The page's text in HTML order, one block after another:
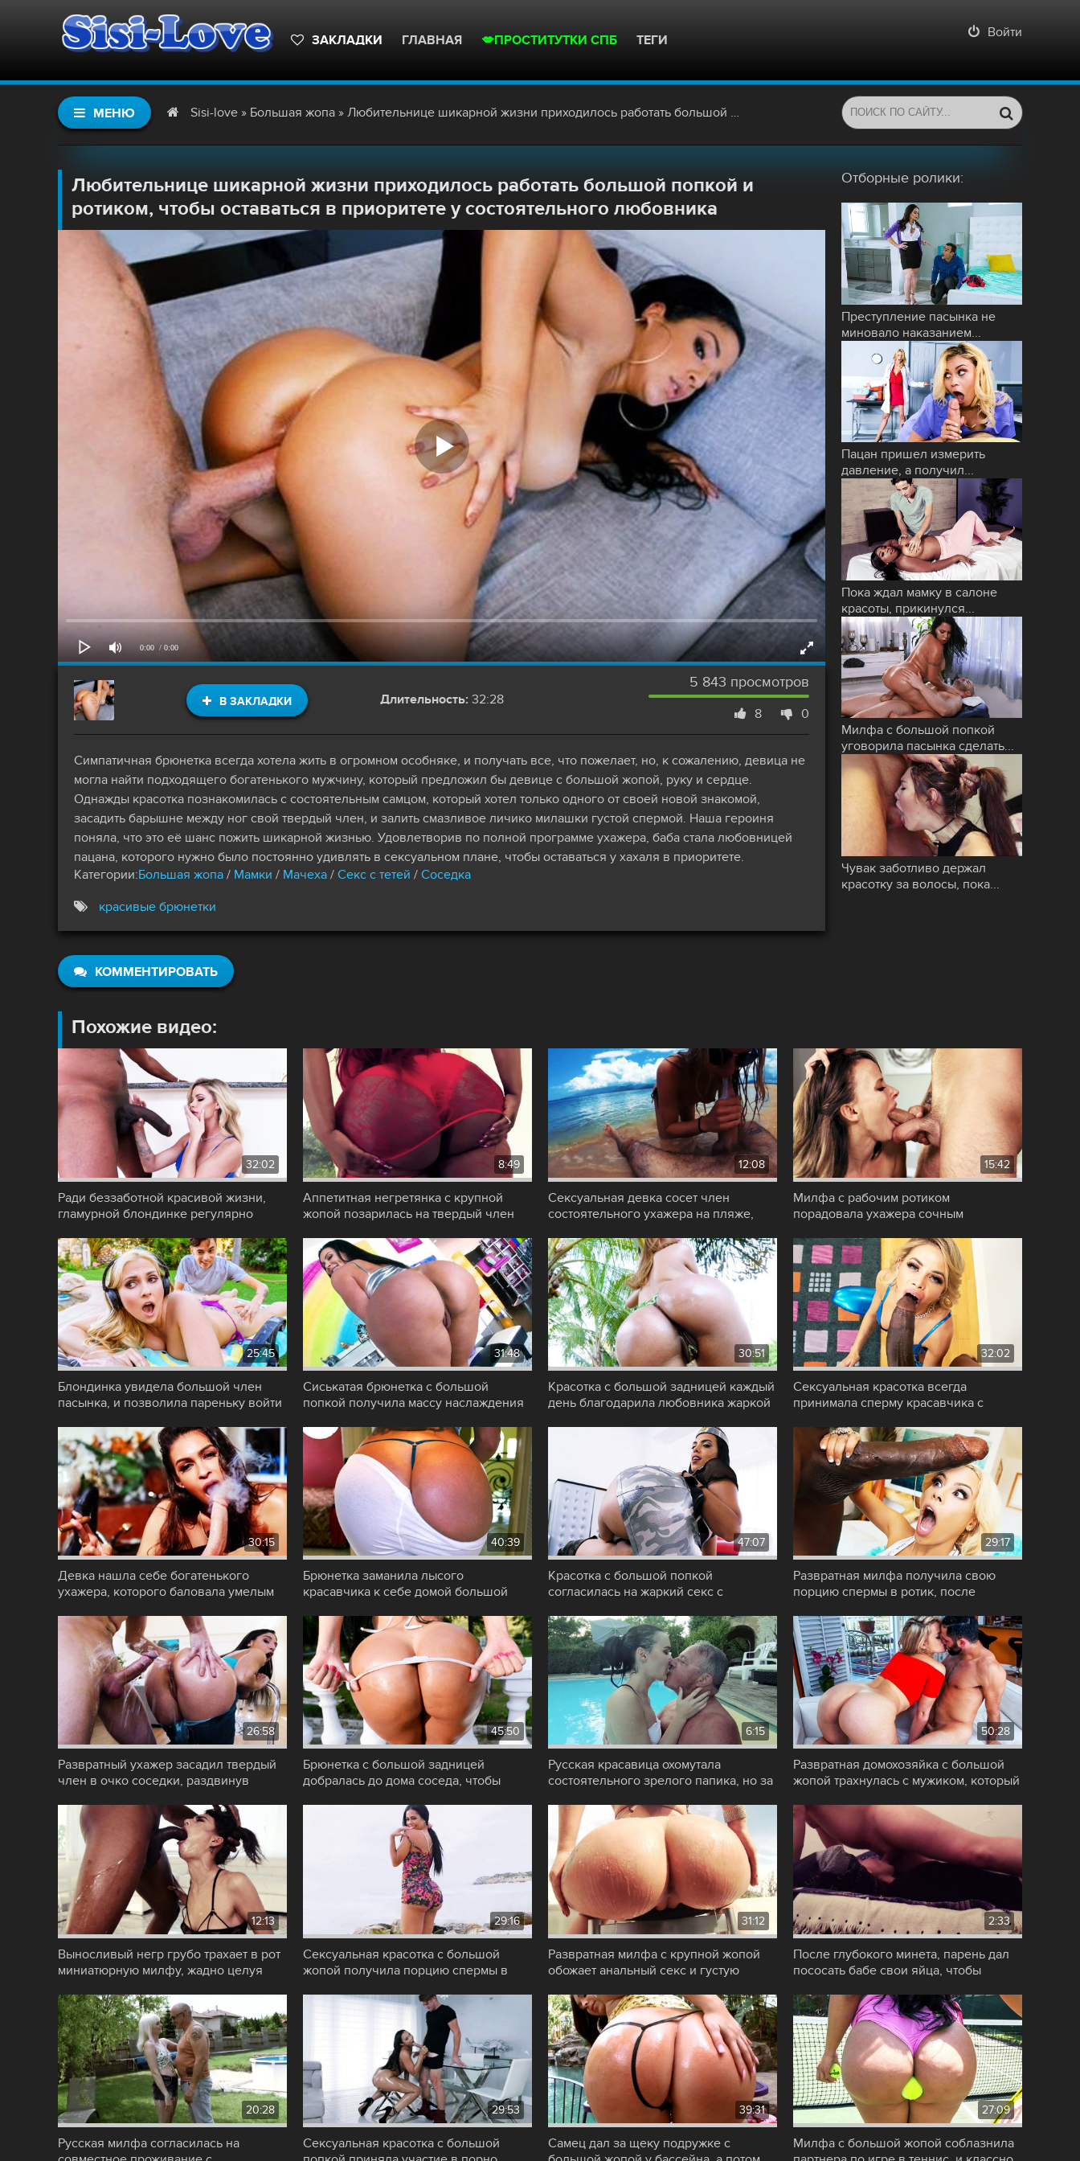
ЗАКЛАДКИ ГЛАВНАЯ 💋ПРОСТИТУТКИ СПБ ТЕГИ Войти
МЕНЮ Sisi-love » Большая жопа » Любительнице шикарной жизни приходилось работать большой попкой и ротиком, чтобы оставаться в приоритете у состоятельного любовника
Любительнице шикарной жизни приходилось работать большой попкой и
ротиком, чтобы оставаться в приоритете у состоятельного любовника
0:00 / 0:00
В ЗАКЛАДКИ Длительность: 32:28
5 843 просмотров
8 0
Симпатичная брюнетка всегда хотела жить в огромном особняке, и получать все, что пожелает, но, к сожалению, девица не
могла найти подходящего богатенького мужчину, который предложил бы девице с большой жопой, руку и сердце.
Однажды красотка познакомилась с состоятельным самцом, который хотел только одного от своей новой знакомой,
засадить барышне между ног свой твердый член, и залить смазливое личико милашки густой спермой. Наша героиня
поняла, что это её шанс пожить шикарной жизнью. Удовлетворив по полной программе ухажера, баба стала любовницей
пацана, которого нужно было постоянно удивлять в сексуальном плане, чтобы оставаться у хахаля в приоритете.
Категории:Большая жопа / Мамки / Мачеха / Секс с тетей / Соседка
красивые брюнетки
КОММЕНТИРОВАТЬ
Отборные ролики:
Преступление пасынка не
миновало наказанием...
Пацан пришел измерить
давление, а получил...
Пока ждал мамку в салоне
красоты, прикинулся...
Милфа с большой попкой
уговорила пасынка сделать...
Чувак заботливо держал
красотку за волосы, пока...
Похожие видео:
32:02
Ради беззаботной красивой жизни,
гламурной блондинке регулярно
8:49
Аппетитная негретянка с крупной
жопой позарилась на твердый член
12:08
Сексуальная девка сосет член
состоятельного ухажера на пляже,
15:42
Милфа с рабочим ротиком
порадовала ухажера сочным
25:45
Блондинка увидела большой член
пасынка, и позволила пареньку войти
31:48
Сиськатая брюнетка с большой
попкой получила массу наслаждения
30:51
Красотка с большой задницей каждый
день благодарила любовника жаркой
32:02
Сексуальная красотка всегда
принимала сперму красавчика с
30:15
Девка нашла себе богатенького
ухажера, которого баловала умелым
40:39
Брюнетка заманила лысого
красавчика к себе домой большой
47:07
Красотка с большой попкой
согласилась на жаркий секс с
29:17
Развратная милфа получила свою
порцию спермы в ротик, после
26:58
Развратный ухажер засадил твердый
член в очко соседки, раздвинув
45:50
Брюнетка с большой задницей
добралась до дома соседа, чтобы
6:15
Русская красавица охомутала
состоятельного зрелого папика, но за
50:28
Развратная домохозяйка с большой
жопой трахнулась с мужиком, который
12:13
Выносливый негр грубо трахает в рот
миниатюрную милфу, жадно целуя
29:16
Сексуальная красотка с большой
жопой получила порцию спермы в
31:12
Развратная милфа с крупной жопой
обожает анальный секс и густую
2:33
После глубокого минета, парень дал
пососать бабе свои яйца, чтобы
20:28
Русская милфа согласилась на
29:53
Сексуальная красотка с большой
39:31
Самец дал за щеку подружке с
27:09
Милфа с большой жопой соблазнила